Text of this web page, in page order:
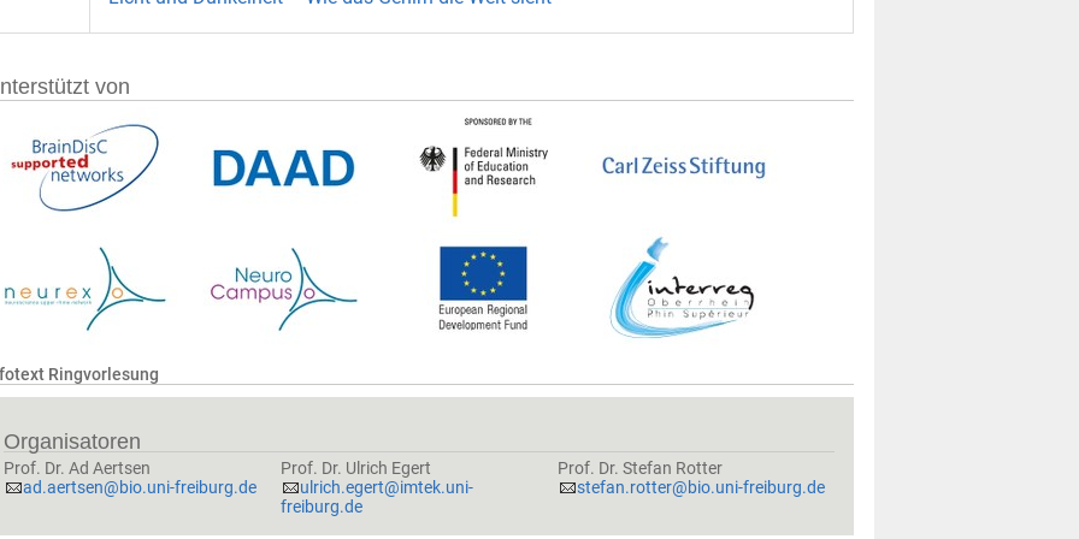
von
Ringvorlesung
Organisatoren
Prof. Dr. Ad Aertsen
ad.aertsen@bio.uni-freiburg.de
Prof. Dr. Ulrich Egert
ulrich.egert@imtek.uni-
freiburg.de
Prof. Dr. Stefan Rotter
stefan.rotter@bio.uni-freiburg.de